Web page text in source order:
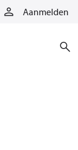
Aanmelden